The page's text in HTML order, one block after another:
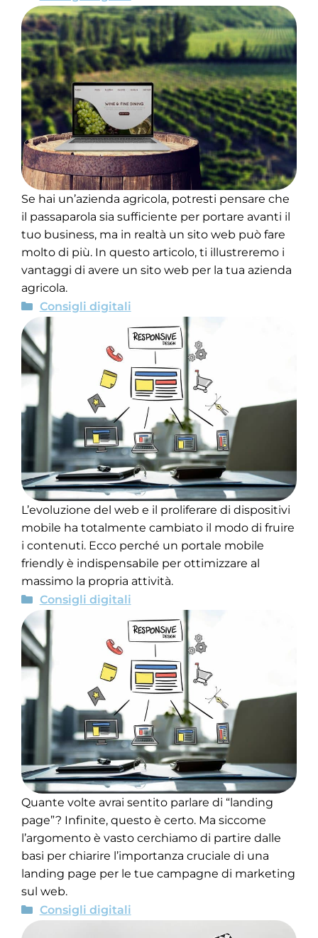
Se hai un’azienda agricola, potresti pensare che
il passaparola sia sufficiente per portare avanti il
tuo business, ma in realtà un sito web può fare
molto di più. In questo articolo, ti illustreremo i
vantaggi di avere un sito web per la tua azienda
agricola.
Consigli digitali
L’evoluzione del web e il proliferare di dispositivi
mobile ha totalmente cambiato il modo di fruire
i contenuti. Ecco perché un portale mobile
friendly è indispensabile per ottimizzare al
massimo la propria attività.
Consigli digitali
Quante volte avrai sentito parlare di “landing
page”? Infinite, questo è certo. Ma siccome
l’argomento è vasto cerchiamo di partire dalle
basi per chiarire l’importanza cruciale di una
landing page per le tue campagne di marketing
sul web.
Consigli digitali